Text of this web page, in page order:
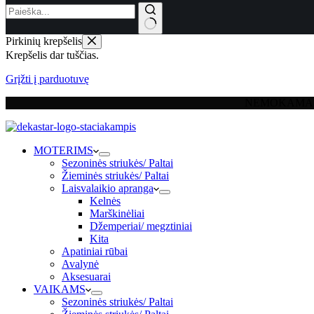
Pirkinių krepšelis
Krepšelis dar tuščias.
Grįžti į parduotuvę
MOTERIMS
Sezoninės striukės/ Paltai
Žieminės striukės/ Paltai
Laisvalaikio apranga
Kelnės
Marškinėliai
Džemperiai/ megztiniai
Kita
Apatiniai rūbai
Avalynė
Aksesuarai
VAIKAMS
Sezoninės striukės/ Paltai